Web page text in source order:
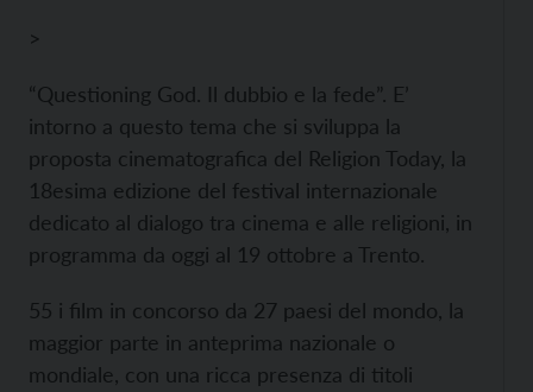
>
“Questioning God. Il dubbio e la fede”. E’
intorno a questo tema che si sviluppa la
proposta cinematografica del Religion Today, la
18esima edizione del festival internazionale
dedicato al dialogo tra cinema e alle religioni, in
programma da oggi al 19 ottobre a Trento.
55 i film in concorso da 27 paesi del mondo, la
maggior parte in anteprima nazionale o
mondiale, con una ricca presenza di titoli